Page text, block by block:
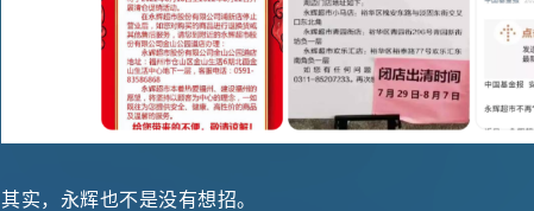
其实，永辉也不是没有想招。